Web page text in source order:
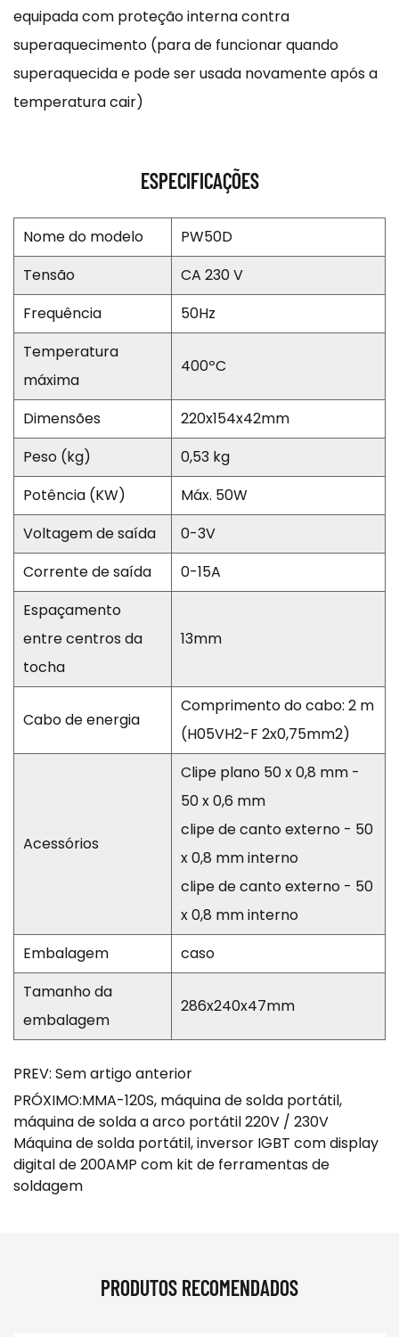
equipada com proteção interna contra
superaquecimento (para de funcionar quando
superaquecida e pode ser usada novamente após a
temperatura cair)
ESPECIFICAÇÕES
Nome do modelo
PW50D
Tensão
CA 230 V
Frequência
50Hz
Temperatura
máxima
400ºC
Dimensões
220x154x42mm
Peso (kg)
0,53 kg
Potência (KW)
Máx. 50W
Voltagem de saída
0-3V
Corrente de saída
0-15A
Espaçamento
entre centros da
tocha
13mm
Cabo de energia
Comprimento do cabo: 2 m
(H05VH2-F 2x0,75mm2)
Acessórios
Clipe plano 50 x 0,8 mm -
50 x 0,6 mm
clipe de canto externo - 50
x 0,8 mm interno
clipe de canto externo - 50
x 0,8 mm interno
Embalagem
caso
Tamanho da
embalagem
286x240x47mm
PREV: Sem artigo anterior
PRÓXIMO:MMA-120S, máquina de solda portátil,
máquina de solda a arco portátil 220V / 230V
Máquina de solda portátil, inversor IGBT com display
digital de 200AMP com kit de ferramentas de
soldagem
PRODUTOS RECOMENDADOS